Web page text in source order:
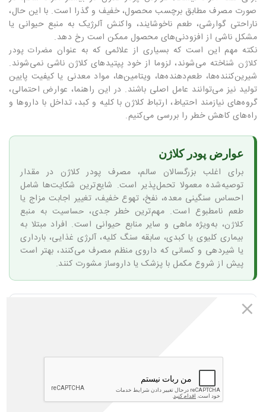
صورت مصرف مطابق برچسب محصول، خفیف و گذرا است. با این حال،
ناراحتی گوارشی، طعم ناخوشایند، واکنش آلرژیک به منبع حیوانی یا
مشکل ناشی از افزودنی‌های محصول ممکن است رخ دهد.
نکته مهم این است که بسیاری از علائمی که به عنوان مضرات پودر
کلاژن شناخته می‌شوند، لزوما از خود پپتیدهای کلاژن ناشی نمی‌شوند.
شیرین‌کننده‌ها، طعم‌دهنده‌ها، ویتامین‌ها، مواد معدنی یا کیفیت پایین
تولید نیز می‌توانند عامل اصلی باشند. در این راهنما، عوارض احتمالی،
گروه‌های نیازمند احتیاط، ارتباط کلاژن با کلیه و کبد، تداخل با داروها و
راه‌های کاهش خطر را بررسی می‌کنیم.
عوارض پودر کلاژن
برای اغلب بزرگسالان سالم، مصرف پودر کلاژن در مقدار
توصیه‌شده معمولا تحمل‌پذیر است. شایع‌ترین شکایت‌ها شامل
احساس سنگینی معده، نفخ، تهوع خفیف، تغییر اجابت مزاج یا
طعم نامطبوع است. مهم‌ترین خطر جدی، حساسیت به منبع
کلاژن، به‌ویژه ماهی و سایر منابع حیوانی است. افراد مبتلا به
بیماری کلیوی یا کبدی، سابقه سنگ کلیه، آلرژی غذایی، بارداری
یا شیردهی و کسانی که داروی منظم مصرف می‌کنند، بهتر است
پیش از شروع مکمل با پزشک یا داروساز مشورت کنند.
در این مقاله می‌خوانید
عوارض شایع و خفیف
عوارض نادر اما مهم
تفاوت عوارض انواع کلاژن